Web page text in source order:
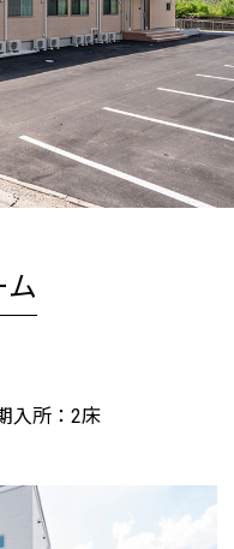
ム
入所：2床